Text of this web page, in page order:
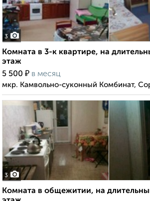
3
Комната в 3-к квартире, на
этаж
5 500 ₽ в месяц
мкр. Камвольно-суконный Комбинат,
3
Комната в общежитии, на